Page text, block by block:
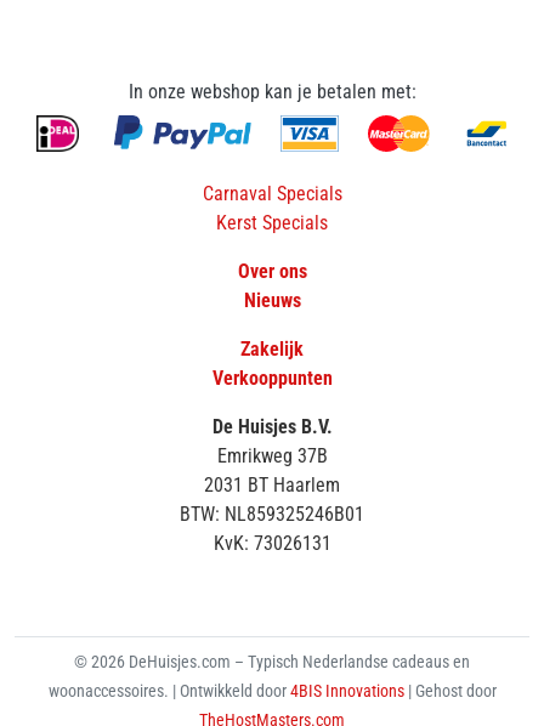
In onze webshop kan je betalen met:
Carnaval Specials
Kerst Specials
Over ons
Nieuws
Zakelijk
Verkooppunten
De Huisjes B.V.
Emrikweg 37B
2031 BT Haarlem
BTW: NL859325246B01
KvK: 73026131
© 2026 DeHuisjes.com – Typisch Nederlandse cadeaus en
woonaccessoires. | Ontwikkeld door4BIS Innovations | Gehost door
TheHostMasters.com